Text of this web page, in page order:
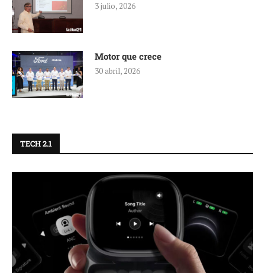
3 julio, 2026
Motor que crece
30 abril, 2026
TECH 2.1